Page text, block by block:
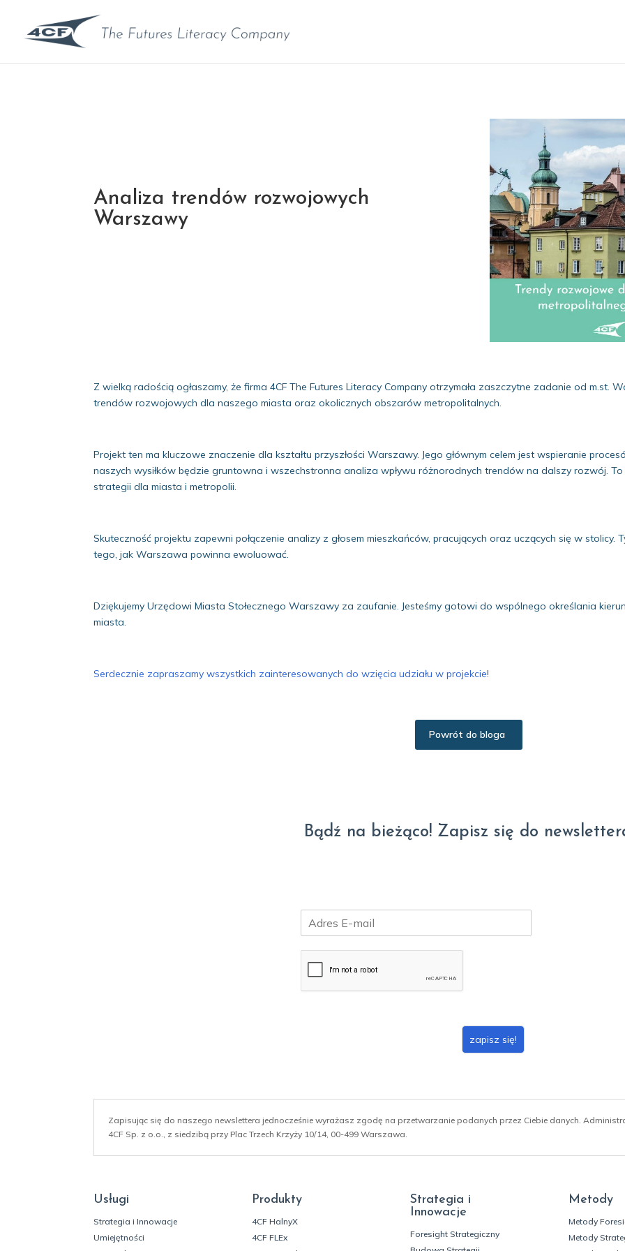
Analiza trendów rozwojowych
Warszawy
Z wielką radością ogłaszamy, że firma 4CF The Futures Literacy Company otrzymała zaszczytne zadanie od m.st.
trendów rozwojowych dla naszego miasta oraz okolicznych obszarów metropolitalnych.
Projekt ten ma kluczowe znaczenie dla kształtu przyszłości Warszawy. Jego głównym celem jest wspieranie
naszych wysiłków będzie gruntowna i wszechstronna analiza wpływu różnorodnych trendów na dalszy rozwój.
strategii dla miasta i metropolii.
Skuteczność projektu zapewni połączenie analizy z głosem mieszkańców, pracujących oraz uczących się w
tego, jak Warszawa powinna ewoluować.
Dziękujemy Urzędowi Miasta Stołecznego Warszawy za zaufanie. Jesteśmy gotowi do wspólnego określania
miasta.
Serdecznie zapraszamy wszystkich zainteresowanych do wzięcia udziału w projekcie!
Powrót do bloga
Bądź na bieżąco! Zapisz się do
m
zapisz się!
Zapisując się do naszego newslettera jednocześnie wyrażasz zgodę na przetwarzanie podanych przez Ciebie danych.
4CF Sp. z o.o., z siedzibą przy Plac Trzech Krzyży 10/14, 00-499 Warszawa.
Usługi
Strategia i Innowacje
Umiejętności
Produkty
4CF HalnyX
4CF FLEx
Strategia i
Innowacje
Foresight Strategiczny
Metody
Metody
Metody